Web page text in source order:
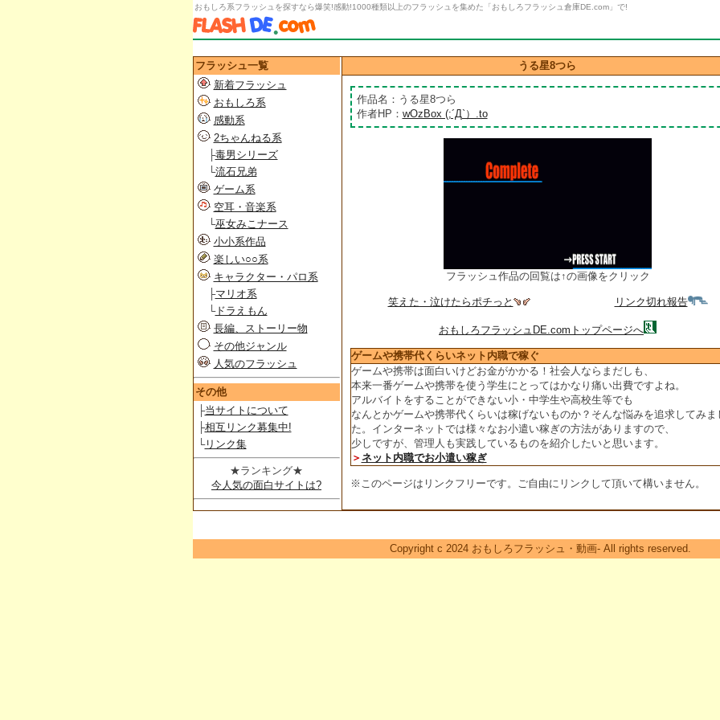
おもしろ系フラッシュを探すなら爆笑!感動!1000種類以上のフラッシュを集めた「おもしろフラッシュ倉庫DE.com」で!
うる星8つら
作品名：うる星8つら
作者HP： wOzBox (;´Д`）.to
フラッシュ作品の回覧は↑の画像をクリック
笑えた・泣けたらポチっと リンク切れ報告
おもしろフラッシュDE.comトップページへ
ゲームや携帯代くらいネット内職で稼ぐ
ゲームや携帯は面白いけどお金がかかる！社会人ならまだしも、
本来一番ゲームや携帯を使う学生にとってはかなり痛い出費ですよね。
アルバイトをすることができない小・中学生や高校生等でも
なんとかゲームや携帯代くらいは稼げないものか？そんな悩みを追求してみま
た。インターネットでは様々なお小遣い稼ぎの方法がありますので、
少しですが、管理人も実践しているものを紹介したいと思います。
＞ ネット内職でお小遣い稼ぎ
※このページはリンクフリーです。ご自由にリンクして頂いて構いません。
フラッシュ一覧
新着フラッシュ
おもしろ系
感動系
2ちゃんねる系
├毒男シリーズ
└流石兄弟
ゲーム系
空耳・音楽系
└巫女みこナース
小小系作品
楽しい○○系
キャラクター・パロ系
├マリオ系
└ドラえもん
長編、ストーリー物
その他ジャンル
人気のフラッシュ
その他
├当サイトについて
├相互リンク募集中!
└リンク集
★ランキング★
今人気の面白サイトは?
Copyright c 2024 おもしろフラッシュ・動画- All rights reserved.